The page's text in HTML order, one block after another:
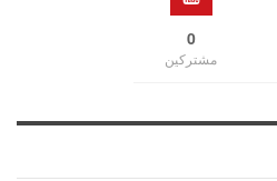
0
مشتركين